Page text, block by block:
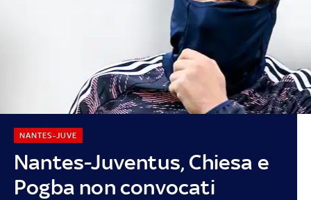
Nantes-Juventus, Chiesa e
Pogba non convocati
NANTES-JUVE